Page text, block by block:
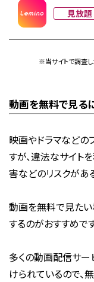
見放題
※当サイトで調査
動画を無料で見る
映画やドラマなどの
すが、違法なサイト
害などのリスクがあ
動画を無料で見た
するのがおすすめです
多くの動画配信サ
けられているので、